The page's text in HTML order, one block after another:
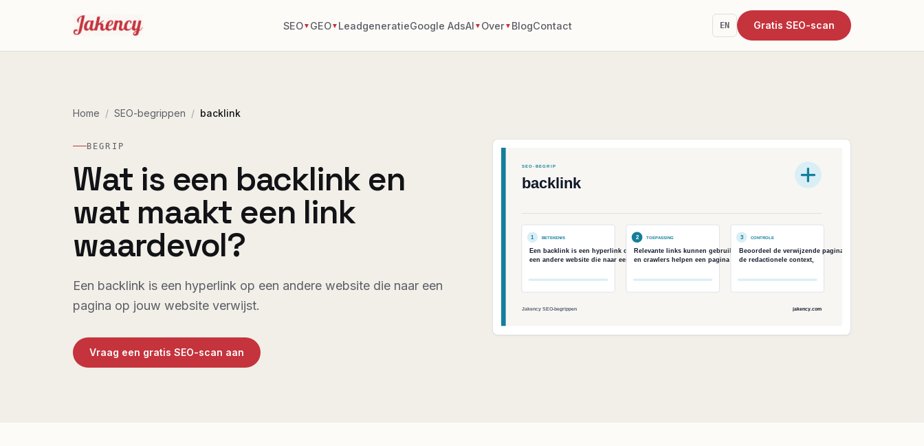
SEO▼ GEO▼ LeadgeneratieGoogle AdsAI ▼ Over▼ BlogContact EN Gratis SEO-scan
Home / SEO-begrippen / backlink
BEGRIP
Wat is een backlink en
wat maakt een link
waardevol?
Een backlink is een hyperlink op een andere website die naar een
pagina op jouw website verwijst.
Vraag een gratis SEO-scan aan